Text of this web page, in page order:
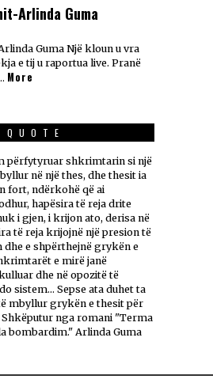
Arlinda Guma
Guma Një kloun u vra
e tij u raportua live. Pranë
More
QUOTE
përfytyruar shkrimtarin si një
në një thes, dhe thesit ia
fort, ndërkohë që ai
hapësira të reja drite
i gjen, i krijon ato, derisa në
të reja krijojnë një presion të
dhe e shpërthejnë grykën e
e mirë janë
dhe në opozitë të
sistem... Sepse ata duhet ta
mbyllur grykën e thesit për
nga romani "Terma
bombardim." Arlinda Guma